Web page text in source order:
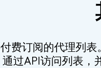
费订阅的代理列表
通过API访问列表，